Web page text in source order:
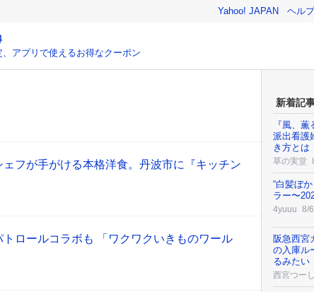
Yahoo! JAPAN ヘルプ
アプリで使えるお得なクーポン
フが手がける本格洋食。丹波市に『キッチン
ロールコラボも 「ワクワクいきものワール
新着記
『風、
派出看護
き方とは
草の実堂
“白髪ぼ
ラー〜
4yuuu 8/
阪急西宮
の入庫ル
るみたい
西宮つー